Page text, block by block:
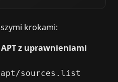
krokami:
z uprawnieniami
apt/sources.list